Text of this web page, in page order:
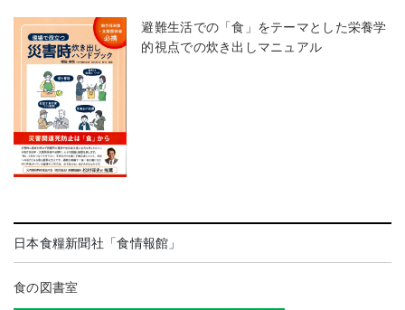
避難生活での「食」をテーマとした栄養学
的視点での炊き出しマニュアル
日本食糧新聞社「食情報館」
食の図書室